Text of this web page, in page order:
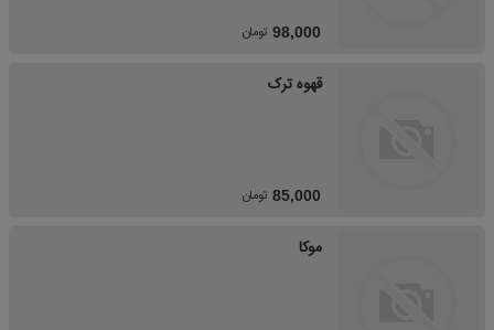
98,000 تومان
قهوه ترک
85,000 تومان
موکا